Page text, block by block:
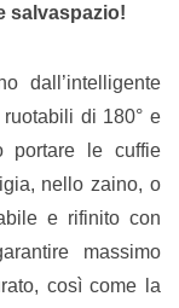
salvaspazio!
dall’intelligente
di 180° e
portare le cuffie
nello zaino, o
e rifinito con
massimo
così come la